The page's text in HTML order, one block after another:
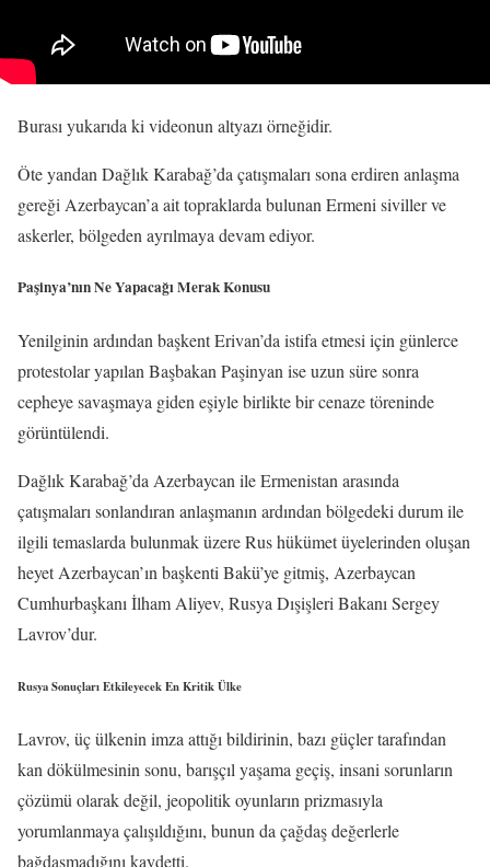
Burası yukarıda ki videonun altyazı örneğidir.
Öte yandan Dağlık Karabağ’da çatışmaları sona erdiren anlaşma
gereği Azerbaycan’a ait topraklarda bulunan Ermeni siviller ve
askerler, bölgeden ayrılmaya devam ediyor.
Paşinya’nın Ne Yapacağı Merak Konusu
Yenilginin ardından başkent Erivan’da istifa etmesi için günlerce
protestolar yapılan Başbakan Paşinyan ise uzun süre sonra
cepheye savaşmaya giden eşiyle birlikte bir cenaze töreninde
görüntülendi.
Dağlık Karabağ’da Azerbaycan ile Ermenistan arasında
çatışmaları sonlandıran anlaşmanın ardından bölgedeki durum ile
ilgili temaslarda bulunmak üzere Rus hükümet üyelerinden oluşan
heyet Azerbaycan’ın başkenti Bakü’ye gitmiş, Azerbaycan
Cumhurbaşkanı İlham Aliyev, Rusya Dışişleri Bakanı Sergey
Lavrov’dur.
Rusya Sonuçları Etkileyecek En Kritik Ülke
Lavrov, üç ülkenin imza attığı bildirinin, bazı güçler tarafından
kan dökülmesinin sonu, barışçıl yaşama geçiş, insani sorunların
çözümü olarak değil, jeopolitik oyunların prizmasıyla
yorumlanmaya çalışıldığını, bunun da çağdaş değerlerle
bağdaşmadığını kaydetti.